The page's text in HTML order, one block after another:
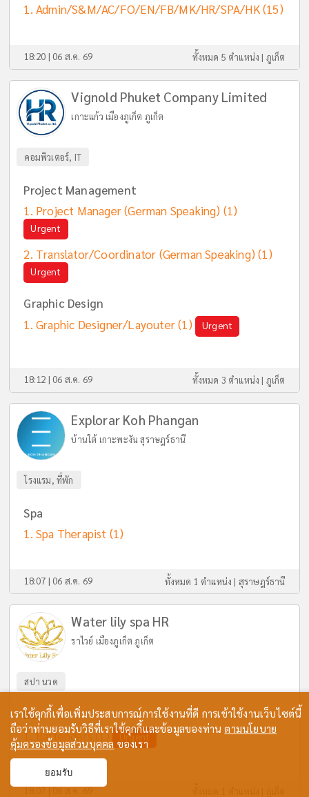
Admin/S&M/AC/FO/EN/FB/MK/HR/SPA/HK(15)
18:20 | 06 ส.ค. 69 ทั้งหมด 5 ตำแหน่ง | ภูเก็ต
Vignold Phuket Company Limited
เกาะแก้ว เมืองภูเก็ต ภูเก็ต
คอมพิวเตอร์, IT
Project Management
Project Manager (German Speaking) (1)
Urgent
Translator/Coordinator (German Speaking)(1)
Urgent
Graphic Design
Graphic Designer/Layouter(1) Urgent
18:12 | 06 ส.ค. 69 ทั้งหมด 3 ตำแหน่ง | ภูเก็ต
Explorar Koh Phangan
บ้านใต้ เกาะพะงัน สุราษฎร์ธานี
โรงแรม, ที่พัก
Spa
Spa Therapist (1)
18:07 | 06 ส.ค. 69 ทั้งหมด 1 ตำแหน่ง | สุราษฎร์ธานี
Water lily spa HR
ราไวย์ เมืองภูเก็ต ภูเก็ต
สปา นวด
Bar
Bartenders(1) Urgent
18:07 | 06 ส.ค. 69
เราใช้คุกกี้เพื่อเพิ่มประสบการณ์การใช้งานที่ดี การเข้าใช้งานเว็บไซต์นี้
ถือว่าท่านยอมรับวิธีที่เราใช้คุกกี้และข้อมูลของท่านตามนโยบาย
คุ้มครองข้อมูลส่วนบุคคล ของเรา
ยอมรับ